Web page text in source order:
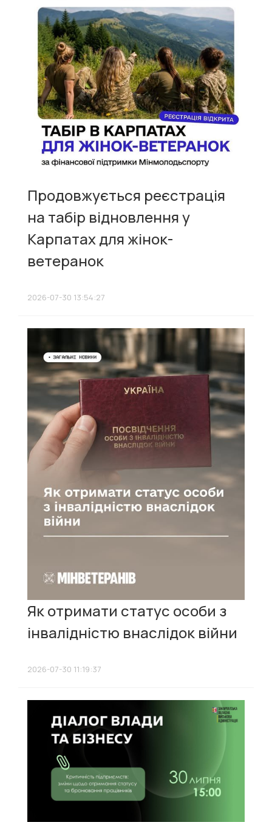
Продовжується реєстрація
на табір відновлення у
Карпатах для жінок-
ветеранок
2026-07-30 13:54:27
Як отримати статус особи з
інвалідністю внаслідок війни
2026-07-30 11:19:37